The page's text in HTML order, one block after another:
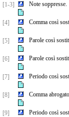
[1-3] Note soppresse.
[4] Comma così
[5] Parole così
[6] Parole così
[7] Periodo così
[8] Comma
[9] Periodo così